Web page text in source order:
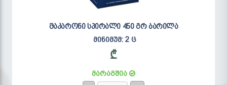
მაკარონი სპირალი 450 გრ ბარილა
მინიმუმ: 2 ც
₾
მარაგშია